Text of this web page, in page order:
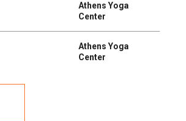
Athens Yoga
Center
Athens Yoga
Center